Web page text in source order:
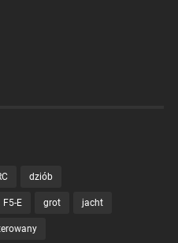
dziób
F5-E grot jacht